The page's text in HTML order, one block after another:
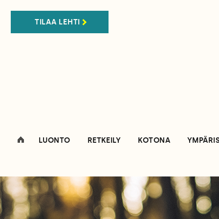
TILAA LEHTI
LUONTO RETKEILY KOTONA